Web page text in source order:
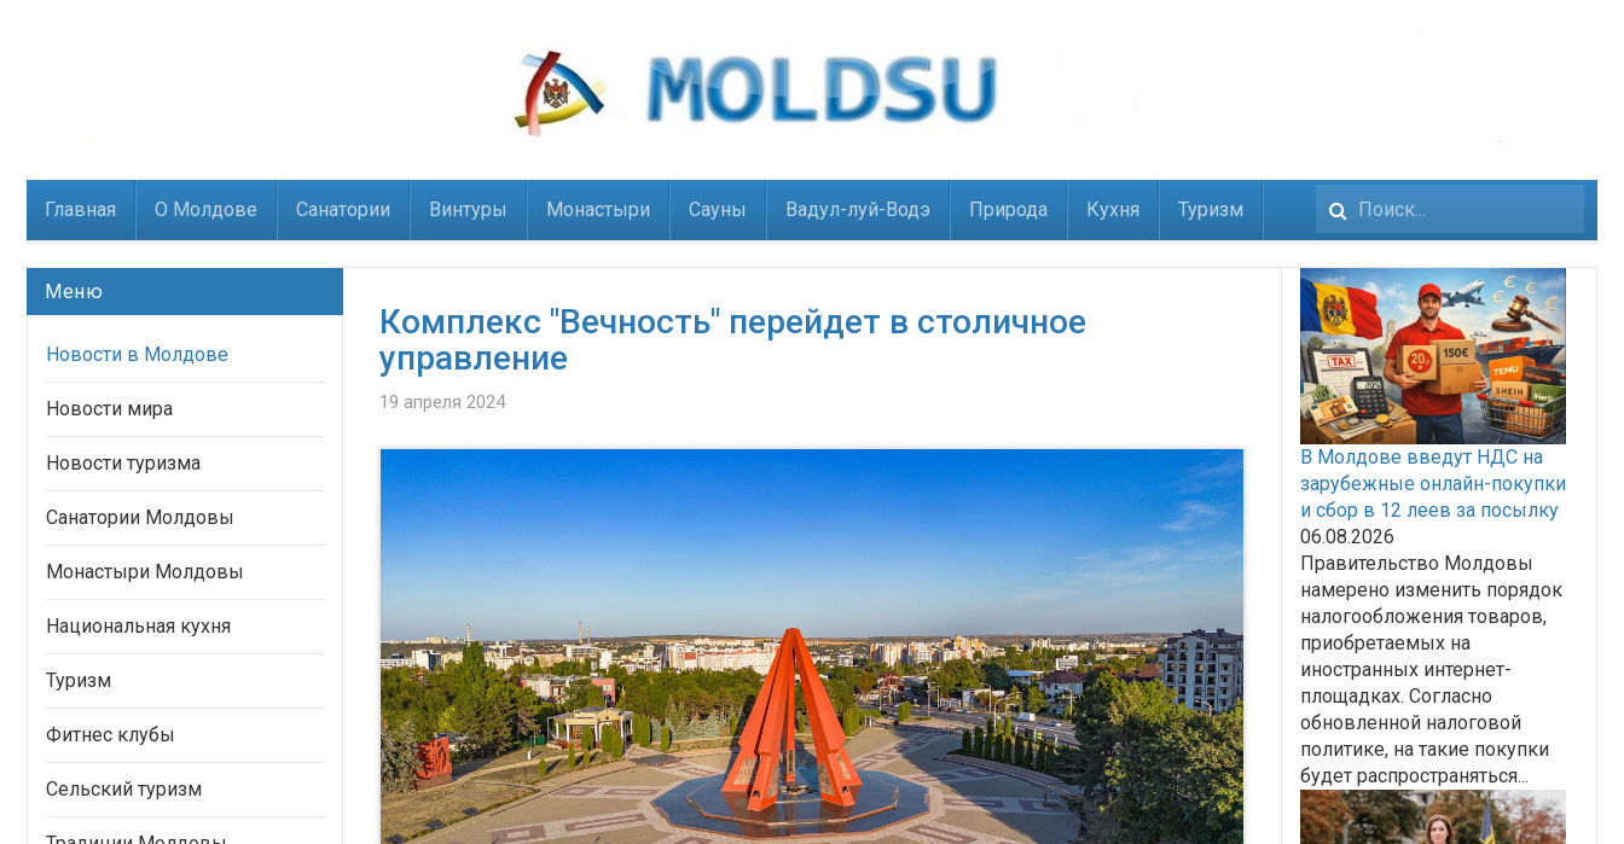
Главная О Молдове Санатории Винтуры Монастыри Сауны Вадул-луй-Водэ Природа Кухня Туризм Искать...
Комплекс "Вечность" перейдет в столичное
управление
19 апреля 2024
Меню
Новости в Молдове
Новости мира
Новости туризма
Санатории Молдовы
Монастыри Молдовы
Национальная кухня
Туризм
Фитнес клубы
Сельский туризм
В Молдове введут НДС на
зарубежные онлайн-покупки
и сбор в 12 леев за посылку
06.08.2026
Правительство Молдовы
намерено изменить порядок
налогообложения товаров,
приобретаемых на
иностранных интернет-
площадках. Согласно
обновленной налоговой
политике, на такие покупки
будет распространяться...